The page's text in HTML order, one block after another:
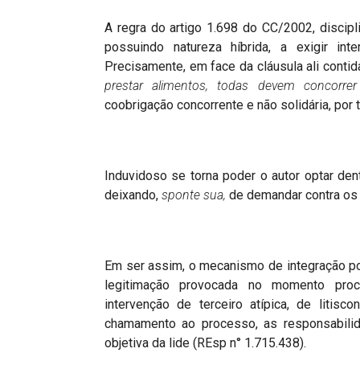
A regra do artigo 1.698 do CC/2002,
possuindo natureza híbrida, a exigir
Precisamente, em face da cláusula ali
prestar alimentos, todas devem
coobrigação concorrente e não solidária,
Induvidoso se torna poder o autor optar
deixando, sponte sua, de demandar contra
Em ser assim, o mecanismo de integração
legitimação provocada no momento
intervenção de terceiro atípica, de
chamamento ao processo, as
objetiva da lide (REsp n° 1.715.438).